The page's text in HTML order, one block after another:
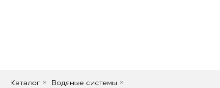
Каталог » Водяные системы »